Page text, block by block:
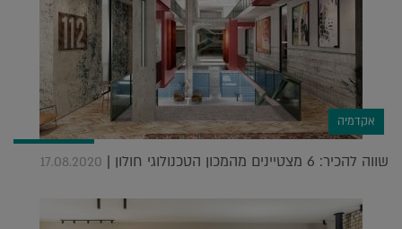
אקדמיה
שווה להכיר: 6 מצטיינים מהמכון הטכנולוגי חולון | 17.08.2020